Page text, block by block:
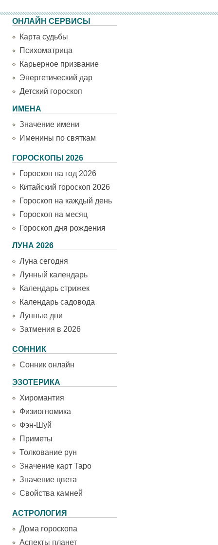
ОНЛАЙН СЕРВИСЫ
Карта судьбы
Психоматрица
Карьерное призвание
Энергетический дар
Детский гороскоп
ИМЕНА
Значение имени
Именины по святкам
ГОРОСКОПЫ 2026
Гороскоп на год 2026
Китайский гороскоп 2026
Гороскоп на каждый день
Гороскоп на месяц
Гороскоп дня рождения
ЛУНА 2026
Луна сегодня
Лунный календарь
Календарь стрижек
Календарь садовода
Лунные дни
Затмения в 2026
СОННИК
Сонник онлайн
ЭЗОТЕРИКА
Хиромантия
Физиогномика
Фэн-Шуй
Приметы
Толкование рун
Значение карт Таро
Значение цвета
Свойства камней
АСТРОЛОГИЯ
Дома гороскопа
Аспекты планет